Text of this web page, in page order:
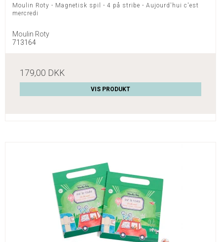
Moulin Roty - Magnetisk spil - 4 på stribe - Aujourd'hui c'est
mercredi
Moulin Roty
713164
179,00 DKK
VIS PRODUKT